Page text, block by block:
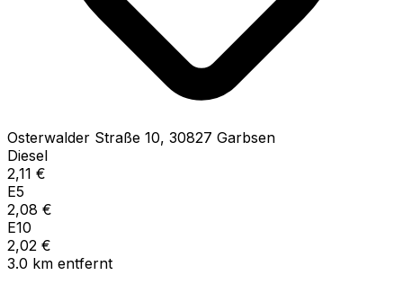
Osterwalder Straße 10, 30827 Garbsen
Diesel
2,11 €
E5
2,08 €
E10
2,02 €
3.0 km entfernt